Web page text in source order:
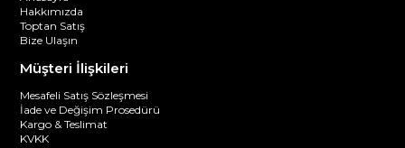
Hakkımızda
Toptan Satış
Bize Ulaşın
Müşteri İlişkileri
Mesafeli Satış Sözleşmesi
İade ve Değişim Prosedürü
Kargo & Teslimat
KVKK